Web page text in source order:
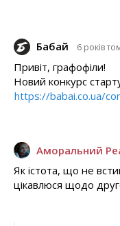
Бабай 6 років
Привіт, графофіли!
Новий конкурс
https://babai.co.ua/
Аморальний
Як істота, що не
цікавлюся щодо